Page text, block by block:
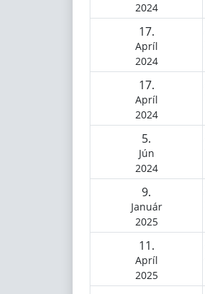
2024
17.
Apríl
2024
17.
Apríl
2024
5.
Jún
2024
9.
Január
2025
11.
Apríl
2025